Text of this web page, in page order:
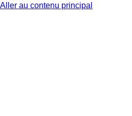
Aller au contenu principal